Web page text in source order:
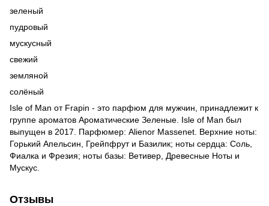
зеленый
пудровый
мускусный
свежий
земляной
солёный
Isle of Man от Frapin - это парфюм для мужчин, принадлежит к
группе ароматов Ароматические Зеленые. Isle of Man был
выпущен в 2017. Парфюмер: Alienor Massenet. Верхние ноты:
Горький Апельсин, Грейпфрут и Базилик; ноты сердца: Соль,
Фиалка и Фрезия; ноты базы: Ветивер, Древесные Ноты и
Мускус.
Отзывы